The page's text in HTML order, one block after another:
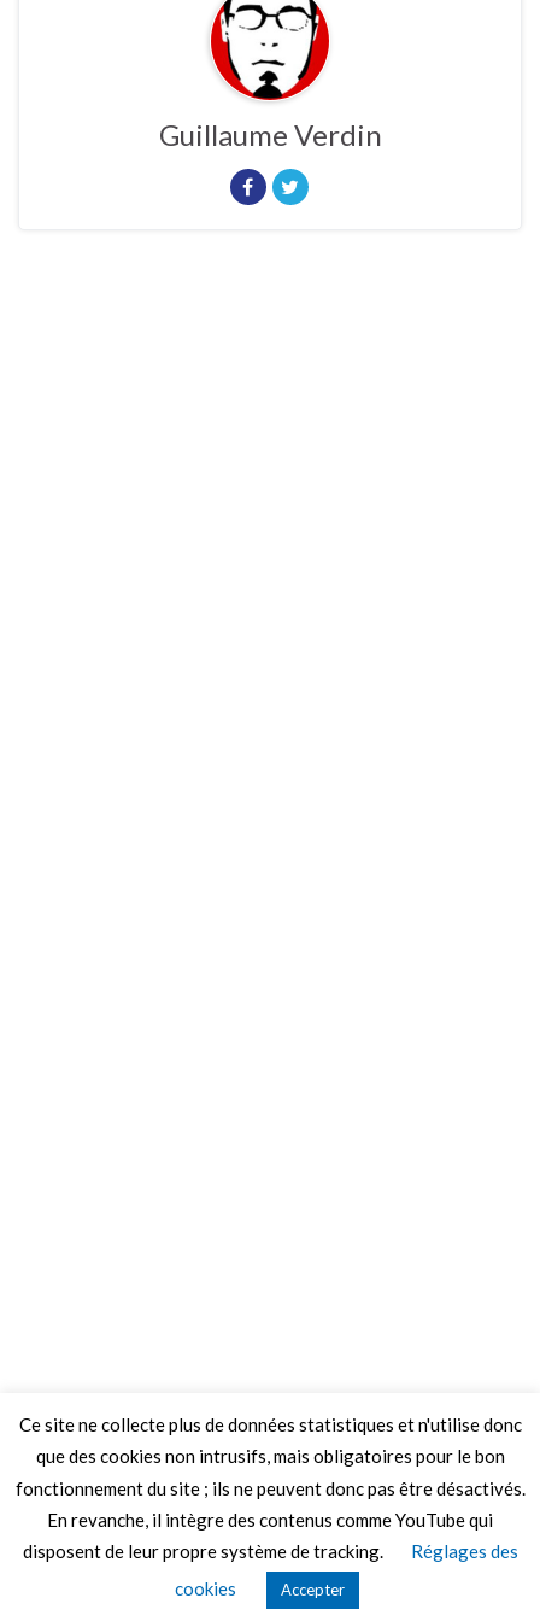
Guillaume Verdin
Thèmes Graphene
Ce site ne collecte plus de données statistiques et n'utilise donc
que des cookies non intrusifs, mais obligatoires pour le bon
fonctionnement du site ; ils ne peuvent donc pas être désactivés.
En revanche, il intègre des contenus comme YouTube qui
disposent de leur propre système de tracking.
Réglages des
cookies
Accepter